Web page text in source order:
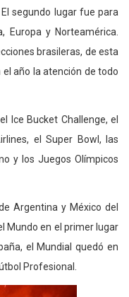
segundo lugar fue para
Europa y Norteamérica.
brasileras, de esta
año la atención de todo
Ice Bucket Challenge, el
el Super Bowl, las
y los Juegos Olímpicos
Argentina y México del
Mundo en el primer lugar
el Mundial quedó en
Profesional.